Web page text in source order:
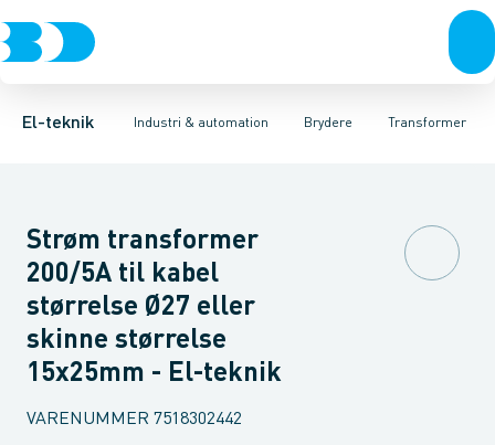
El-teknik Industri & automation
Afbrydere, stikkontakter & lampeudtagForgreningsmateriel
Brydere
Industristiksystemer Frekvensomformere og softstartere
Transformer
Motorbetjening for effektafbryder Ombygningssæt til
Strøm transformer
200/5A til kabel
størrelse Ø27 eller
skinne størrelse
15x25mm - El-teknik
VARENUMMER 7518302442